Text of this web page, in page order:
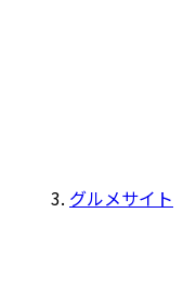
グルメサイト